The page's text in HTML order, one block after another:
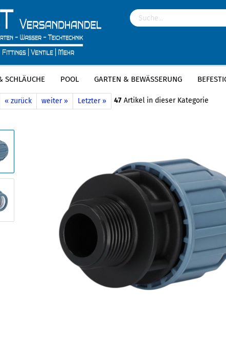
SCHLÄUCHE POOL GARTEN & BEWÄSSERUNG
» Fittings & Armaturen » PP Klemmverbinder » PE
« zurück weiter » Letzter » 47 Artikel in dieser Kategorie